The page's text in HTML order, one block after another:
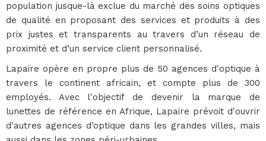
population jusque-là exclue du marché des soins optiques
de qualité en proposant des services et produits à des
prix justes et transparents au travers d’un réseau de
proximité et d’un service client personnalisé.
Lapaire opère en propre plus de 50 agences d'optique à
travers le continent africain, et compte plus de 300
employés. Avec l'objectif de devenir la marque de
lunettes de référence en Afrique, Lapaire prévoit d'ouvrir
d'autres agences d’optique dans les grandes villes, mais